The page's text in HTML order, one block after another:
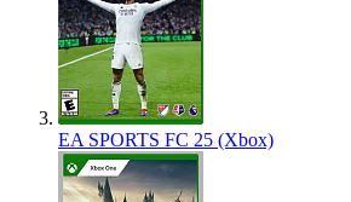
EA SPORTS FC 25 (Xbox)